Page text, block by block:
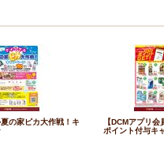
の家ピカ大作戦！キ
【DCMアプリ会
ポイント付与キ